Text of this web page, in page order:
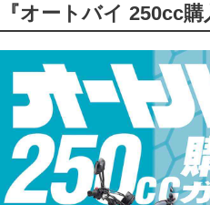
『オートバイ 250cc購